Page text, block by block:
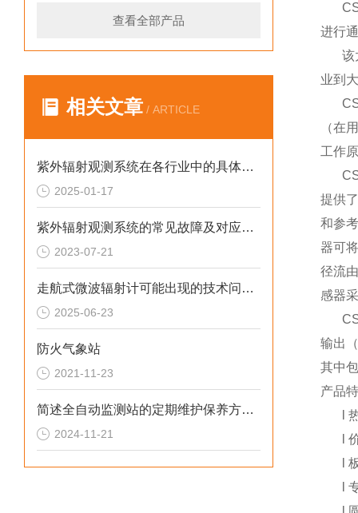
查看全部产品
相关文章 / ARTICLE
紫外辐射观测系统在各行业中的具体应用分享
2025-01-17
紫外辐射观测系统的常见故障及对应解决方法分享
2023-07-21
走航式微波辐射计可能出现的技术问题相应解决方法分享
2025-06-23
防火气象站
2021-11-23
简述全自动监测站的定期维护保养方法建议
2024-11-21
进行
该
业到
（在
工作
提供
和参
器可
径流
感器
输出
其中
产品